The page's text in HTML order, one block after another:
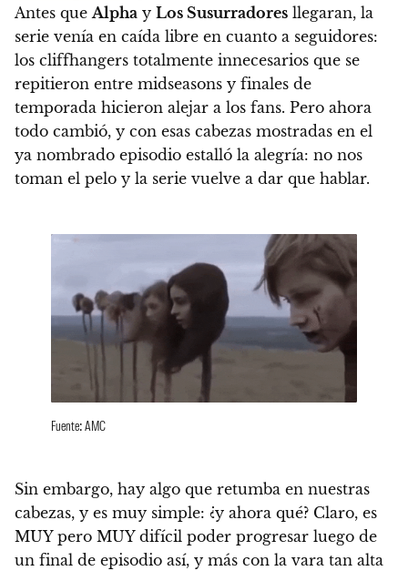
Antes queAlpha y Los Susurradores llegaran, la
serie venía en caída libre en cuanto a seguidores:
los cliffhangers totalmente innecesarios que se
repitieron entre midseasons y finales de
temporada hicieron alejar a los fans. Pero ahora
todo cambió, y con esas cabezas mostradas en el
ya nombrado episodio estalló la alegría: no nos
toman el pelo y la serie vuelve a dar que hablar.
Fuente: AMC
Sin embargo, hay algo que retumba en nuestras
cabezas, y es muy simple: ¿y ahora qué? Claro, es
MUY pero MUY difícil poder progresar luego de
un final de episodio así, y más con la vara tan alta